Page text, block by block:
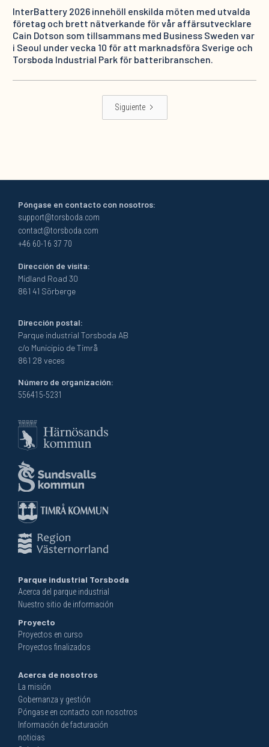
InterBattery 2026 innehöll enskilda möten med utvalda
företag och brett nätverkande för vår affärsutvecklare
Cain Dotson som tillsammans med Business Sweden var
i Seoul under vecka 10 för att marknadsföra Sverige och
Torsboda Industrial Park för batteribranschen.
Siguiente
Póngase en contacto con nosotros:
support@torsboda.com
contact@torsboda.com
+46 60-16 37 70
Dirección de visita:
Midland Road 30
861 41 Sörberge
Dirección postal:
Parque industrial Torsboda AB
c/o Municipio de Timrå
861 28 veces
Número de organización:
556415-5231
Parque industrial Torsboda
Acerca del parque industrial
Nuestro sitio de información
Proyecto
Proyectos en curso
Proyectos finalizados
Acerca de nosotros
La misión
Gobernanza y gestión
Póngase en contacto con nosotros
Información de facturación
noticias